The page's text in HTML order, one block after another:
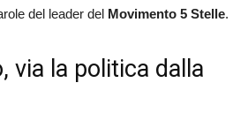
del leader del Movimento 5 Stelle.
via la politica dalla